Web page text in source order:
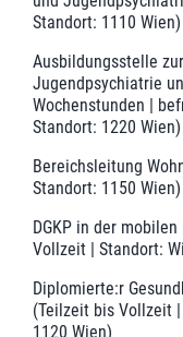
Standort: 1110 Wien)
Ausbildungsstelle
Jugendpsychiatrie
Wochenstunden |
Standort: 1220 Wien)
Bereichsleitung
Standort: 1150 Wien)
DGKP in der
Vollzeit | Standort:
Diplomierte:r
(Teilzeit bis Vollzeit
1120 Wien)